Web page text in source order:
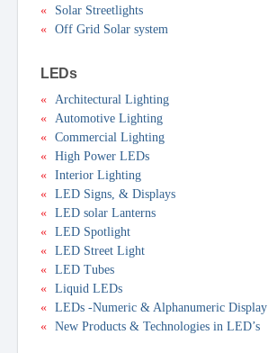
«
Solar Streetlights
« Off Grid Solar system
LEDs
« Architectural Lighting
« Automotive Lighting
« Commercial Lighting
« High Power LEDs
« Interior Lighting
« LED Signs, & Displays
« LED solar Lanterns
« LED Spotlight
« LED Street Light
« LED Tubes
« Liquid LEDs
« LEDs -Numeric & Alphanumeric Display
« New Products & Technologies in LED’s